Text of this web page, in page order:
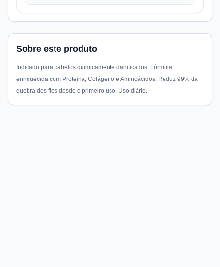
Sobre este produto
Indicado para cabelos quimicamente danificados. Fórmula
enriquecida com Proteína, Colágeno e Aminoácidos. Reduz 99% da
quebra dos fios desde o primeiro uso. Uso diário.